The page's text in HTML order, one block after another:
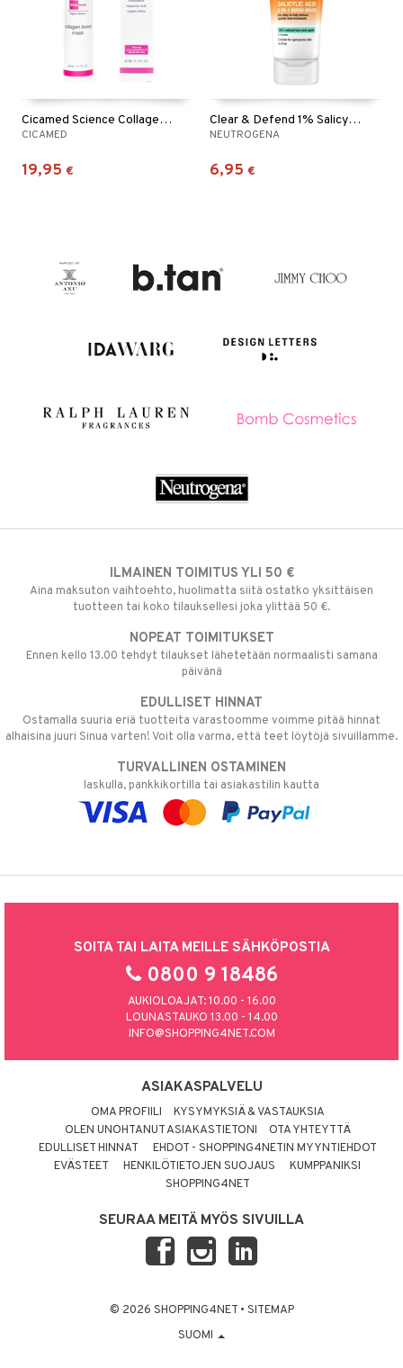
Cicamed Science Collagen Boost Mask
CICAMED
19,95 €
Clear & Defend 1% Salicylic Acid 2in1 Wash Mask
NEUTROGENA
6,95 €
ILMAINEN TOIMITUS YLI 50 €
Aina maksuton vaihtoehto, huolimatta siitä ostatko yksittäisen
tuotteen tai koko tilauksellesi joka ylittää 50 €.
NOPEAT TOIMITUKSET
Ennen kello 13.00 tehdyt tilaukset lähetetään normaalisti samana
päivänä
EDULLISET HINNAT
Ostamalla suuria eriä tuotteita varastoomme voimme pitää hinnat
alhaisina juuri Sinua varten! Voit olla varma, että teet löytöjä sivuillamme.
TURVALLINEN OSTAMINEN
laskulla, pankkikortilla tai asiakastilin kautta
SOITA TAI LAITA MEILLE SÄHKÖPOSTIA
0800 9 18486
AUKIOLOAJAT: 10.00 - 16.00
LOUNASTAUKO 13.00 - 14.00
INFO@SHOPPING4NET.COM
ASIAKASPALVELU
OMA PROFIILI
KYSYMYKSIÄ & VASTAUKSIA
OLEN UNOHTANUT ASIAKASTIETONI
OTA YHTEYTTÄ
EDULLISET HINNAT
EHDOT - SHOPPING4NETIN MYYNTIEHDOT
EVÄSTEET
HENKILÖTIETOJEN SUOJAUS
KUMPPANIKSI
SHOPPING4NET
SEURAA MEITÄ MYÖS SIVUILLA
© 2026 SHOPPING4NET • SITEMAP
SUOMI